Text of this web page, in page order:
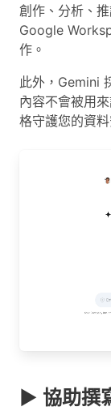
創作、分析、
Google
作。
此外，Gemini
內容不會被用
格守護您的資料
▶ 協助撰